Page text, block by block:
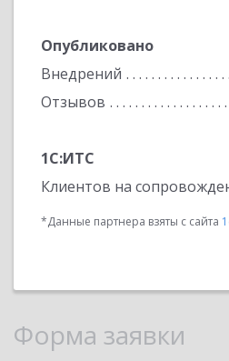
Опубликовано
Внедрений
Отзывов
1С:ИТС
Клиентов на
*Данные партнера взяты с сайта
Форма заявки